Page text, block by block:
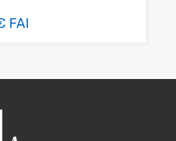
FAI